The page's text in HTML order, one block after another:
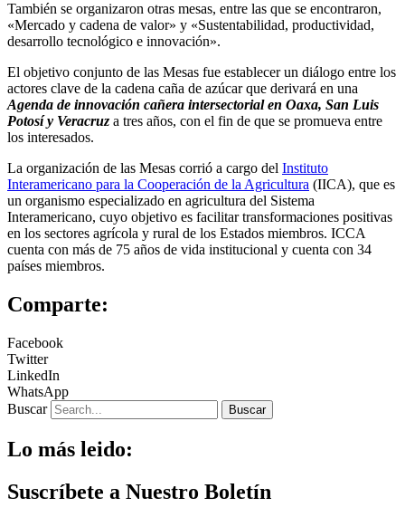
También se organizaron otras mesas, entre las que se encontraron,
«Mercado y cadena de valor» y «Sustentabilidad, productividad,
desarrollo tecnológico e innovación».
El objetivo conjunto de las Mesas fue establecer un diálogo entre los
actores clave de la cadena caña de azúcar que derivará en una
Agenda de innovación cañera intersectorial en Oaxa, San Luis
Potosí y Veracruz a tres años, con el fin de que se promueva entre
los interesados.
La organización de las Mesas corrió a cargo del Instituto
Interamericano para la Cooperación de la Agricultura (IICA), que es
un organismo especializado en agricultura del Sistema
Interamericano, cuyo objetivo es facilitar transformaciones positivas
en los sectores agrícola y rural de los Estados miembros. ICCA
cuenta con más de 75 años de vida institucional y cuenta con 34
países miembros.
Comparte:
Facebook
Twitter
LinkedIn
WhatsApp
Buscar
Buscar
Lo más leido:
Suscríbete a Nuestro Boletín